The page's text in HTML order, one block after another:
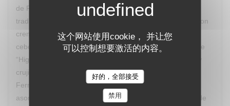
这个网站使用cookie， 并让您
可以控制想要激活的内容。
好的，全部接受
禁用
de Paimpol” una particular interpretación de un plato
tradicional aplicado a las vieiras, “Pièce de boeuf grillé” con
cremoso de gorgonzola, polenta crujiente, compota de
cebolla roja y nueces tostadas, cerrando con un postre de
“Higos asados al vino tinto especiado, crema de vainilla y
crujiente de pistacho". El maridaje lo aportó un Château
Ferran de Pessac Léognan Con frecuencia el Chef va
asomándose, con discreción, para observar la reacción de